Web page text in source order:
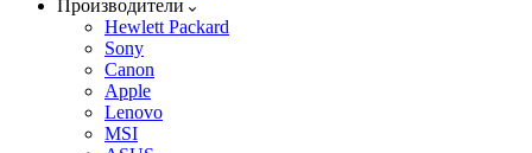
Производители
Hewlett Packard
Sony
Canon
Apple
Lenovo
MSI